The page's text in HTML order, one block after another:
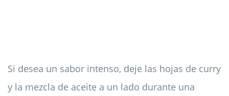
Si desea un sabor intenso, deje las hojas de curry
y la mezcla de aceite a un lado durante una